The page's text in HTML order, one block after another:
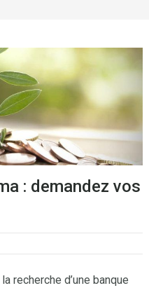
: demandez vos
recherche d’une banque